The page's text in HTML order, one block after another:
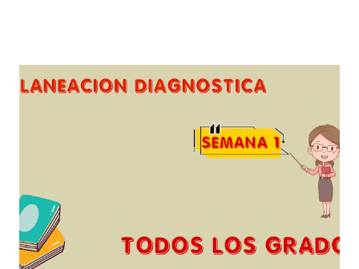
agradecemos a los creadores de los diferentes materiales
nosotros solo los compartimos con fines educativos,
didácticos e informativos. ☺️ Obtén documento completo
aquí 👇👇 👇 Ejemplo del Diseño del Programa Analítico